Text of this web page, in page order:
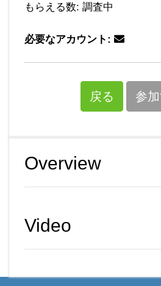
もらえる数: 調査中
必要なアカウント:
戻る 参
Overview
Video